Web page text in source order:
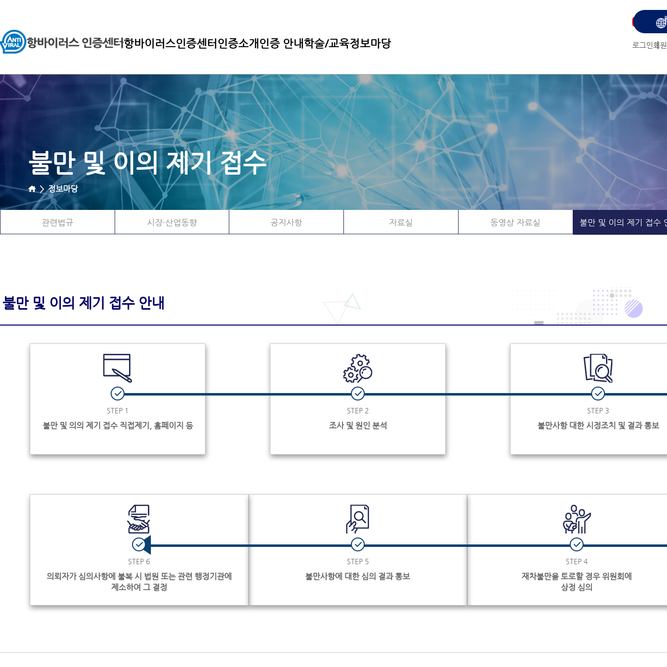
항바이러스인증센터 인증소개 인증 안내 학술/교육정보마당
유
튜
브
가
기
로그인 회
불만 및 이의 제기 접수
>정보마당
관련법규 시장·산업동향 공지사항 자료실 동영상 자료실 불만 및 이의 제기 접수
불만 및 이의 제기 접수 안내
STEP 1
불만 및 의의 제기 접수 직접제기, 홈페이지 등
STEP 2
조사 및 원인 분석
STEP 3
불만사항 대한 시정조치 및 결과 통보
STEP 4
재차불만을 토로할 경우 위원회에
상정 심의
STEP 5
불만사항에 대한 심의 결과 통보
STEP 6
의뢰자가 심의사항에 불복 시 법원 또는 관련 행정기관에
제소하여 그 결정